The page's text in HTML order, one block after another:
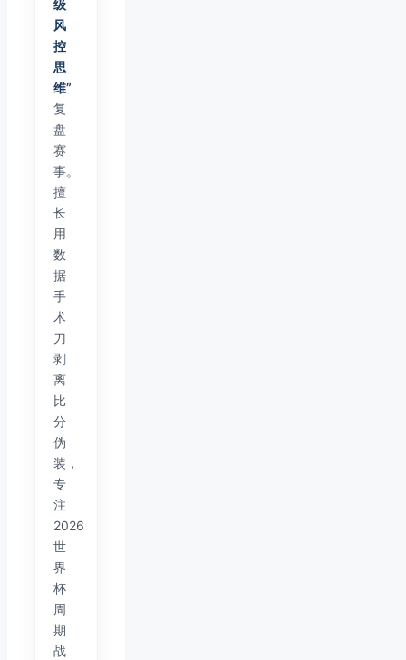
级
风
控
思
维”
复
盘
赛
事。
擅
长
用
数
据
手
术
刀
剥
离
比
分
伪
装，
专
注
2026
世
界
杯
周
期
战